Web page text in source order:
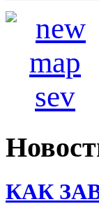
КАК